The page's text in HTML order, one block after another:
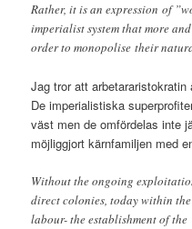
Rather, it is an expression of
imperialist system that more
order to monopolise their
Jag tror att
De imperialistiska
väst men de omfördelas inte
möjliggjort kärnfamiljen med
Without the ongoing
direct colonies, today within
labour- the establishment of